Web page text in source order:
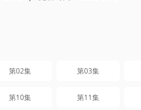
第02集 第03集
第10集 第11集